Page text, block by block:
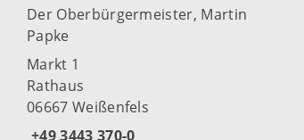
Der Oberbürgermeister, Martin
Papke
Markt 1
Rathaus
06667 Weißenfels
+49 3443 370-0